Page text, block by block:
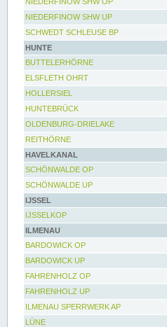
NIEDERFINOW SHW UP
SCHWEDT SCHLEUSE BP
HUNTE
BUTTELERHÖRNE
ELSFLETH OHRT
HOLLERSIEL
HUNTEBRÜCK
OLDENBURG-DRIELAKE
REITHÖRNE
HAVELKANAL
SCHÖNWALDE OP
SCHÖNWALDE UP
IJSSEL
IJSSELKOP
ILMENAU
BARDOWICK OP
BARDOWICK UP
FAHRENHOLZ OP
FAHRENHOLZ UP
ILMENAU SPERRWERK AP
LÜNE